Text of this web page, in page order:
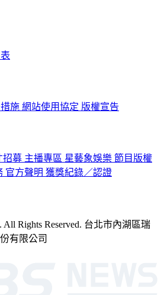
施 網站使用協定 版權宣告
招募 主播專區 星藝象娛樂 節目版權
官方聲明 獲獎紀錄／認證
Rights Reserved. 台北市內湖區瑞
有限公司